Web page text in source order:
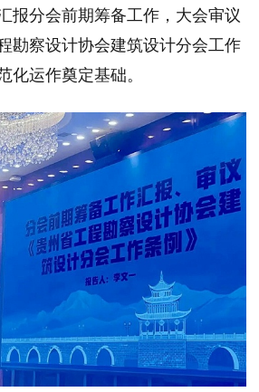
报分会前期筹备工作，大会审议
勘察设计协会建筑设计分会工作
化运作奠定基础。